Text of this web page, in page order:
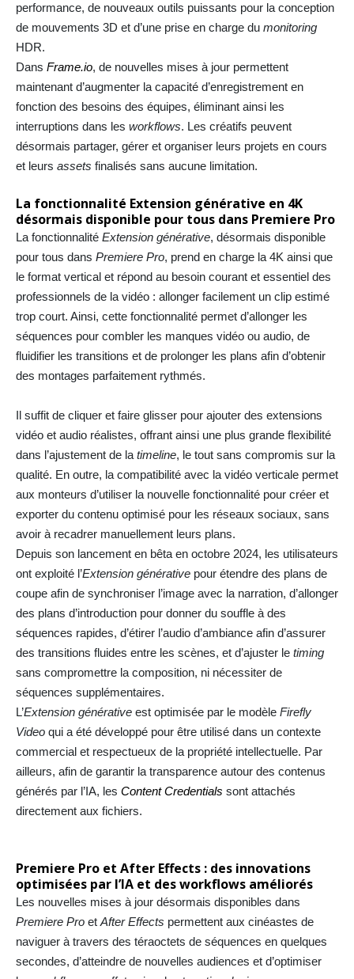
performance, de nouveaux outils puissants pour la conception
de mouvements 3D et d’une prise en charge du monitoring
HDR.
Dans Frame.io, de nouvelles mises à jour permettent
maintenant d’augmenter la capacité d’enregistrement en
fonction des besoins des équipes, éliminant ainsi les
interruptions dans les workflows. Les créatifs peuvent
désormais partager, gérer et organiser leurs projets en cours
et leurs assets finalisés sans aucune limitation.
La fonctionnalité Extension générative en 4K
désormais disponible pour tous dans Premiere Pro
La fonctionnalité Extension générative, désormais disponible
pour tous dans Premiere Pro, prend en charge la 4K ainsi que
le format vertical et répond au besoin courant et essentiel des
professionnels de la vidéo : allonger facilement un clip estimé
trop court. Ainsi, cette fonctionnalité permet d’allonger les
séquences pour combler les manques vidéo ou audio, de
fluidifier les transitions et de prolonger les plans afin d’obtenir
des montages parfaitement rythmés.
Il suffit de cliquer et faire glisser pour ajouter des extensions
vidéo et audio réalistes, offrant ainsi une plus grande flexibilité
dans l’ajustement de la timeline, le tout sans compromis sur la
qualité. En outre, la compatibilité avec la vidéo verticale permet
aux monteurs d’utiliser la nouvelle fonctionnalité pour créer et
exporter du contenu optimisé pour les réseaux sociaux, sans
avoir à recadrer manuellement leurs plans.
Depuis son lancement en bêta en octobre 2024, les utilisateurs
ont exploité l’Extension générative pour étendre des plans de
coupe afin de synchroniser l’image avec la narration, d’allonger
des plans d’introduction pour donner du souffle à des
séquences rapides, d’étirer l’audio d’ambiance afin d’assurer
des transitions fluides entre les scènes, et d’ajuster le timing
sans compromettre la composition, ni nécessiter de
séquences supplémentaires.
L’Extension générative est optimisée par le modèle Firefly
Video qui a été développé pour être utilisé dans un contexte
commercial et respectueux de la propriété intellectuelle. Par
ailleurs, afin de garantir la transparence autour des contenus
générés par l’IA, les Content Credentials sont attachés
directement aux fichiers.
Premiere Pro et After Effects : des innovations
optimisées par l’IA et des workflows améliorés
Les nouvelles mises à jour désormais disponibles dans
Premiere Pro et After Effects permettent aux cinéastes de
naviguer à travers des téraoctets de séquences en quelques
secondes, d’atteindre de nouvelles audiences et d’optimiser